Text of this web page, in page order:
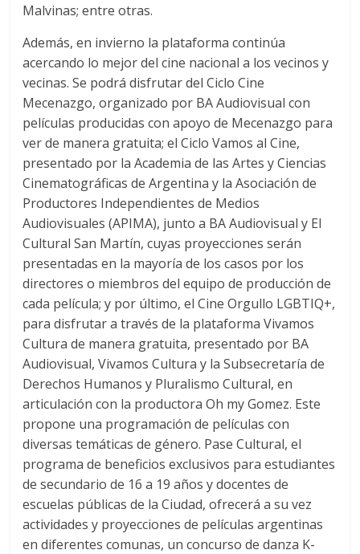
Malvinas; entre otras.
Además, en invierno la plataforma continúa
acercando lo mejor del cine nacional a los vecinos y
vecinas. Se podrá disfrutar del Ciclo Cine
Mecenazgo, organizado por BA Audiovisual con
películas producidas con apoyo de Mecenazgo para
ver de manera gratuita; el Ciclo Vamos al Cine,
presentado por la Academia de las Artes y Ciencias
Cinematográficas de Argentina y la Asociación de
Productores Independientes de Medios
Audiovisuales (APIMA), junto a BA Audiovisual y El
Cultural San Martín, cuyas proyecciones serán
presentadas en la mayoría de los casos por los
directores o miembros del equipo de producción de
cada película; y por último, el Cine Orgullo LGBTIQ+,
para disfrutar a través de la plataforma Vivamos
Cultura de manera gratuita, presentado por BA
Audiovisual, Vivamos Cultura y la Subsecretaría de
Derechos Humanos y Pluralismo Cultural, en
articulación con la productora Oh my Gomez. Este
propone una programación de películas con
diversas temáticas de género. Pase Cultural, el
programa de beneficios exclusivos para estudiantes
de secundario de 16 a 19 años y docentes de
escuelas públicas de la Ciudad, ofrecerá a su vez
actividades y proyecciones de películas argentinas
en diferentes comunas, un concurso de danza K-